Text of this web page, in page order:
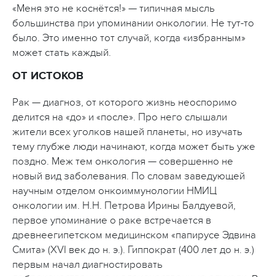
«Меня это не коснётся!» — типичная мысль
большинства при упоминании онкологии. Не тут-то
было. Это именно тот случай, когда «избранным»
может стать каждый.
ОТ ИСТОКОВ
Рак — диагноз, от которого жизнь неоспоримо
делится на «до» и «после». Про него слышали
жители всех уголков нашей планеты, но изучать
тему глубже люди начинают, когда может быть уже
поздно. Меж тем онкология — совершенно не
новый вид заболевания. По словам заведующей
научным отделом онкоиммунологии НМИЦ
онкологии им. Н.Н. Петрова Ирины Балдуевой,
первое упоминание о раке встречается в
древнеегипетском медицинском «папирусе Эдвина
Смита» (XVI век до н. э.). Гиппократ (400 лет до н. э.)
первым начал диагностировать